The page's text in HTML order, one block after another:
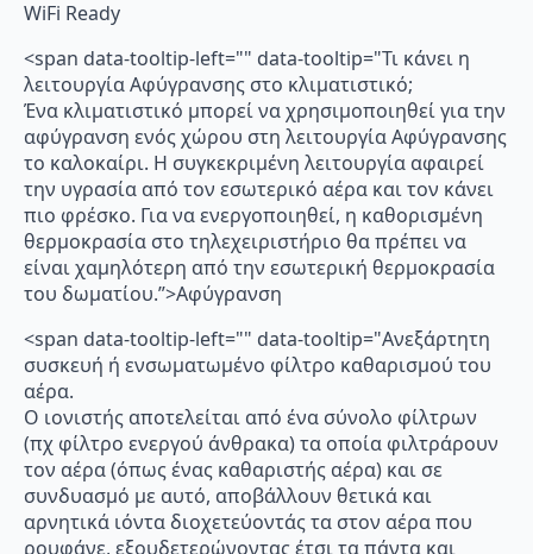
WiFi Ready
<span data-tooltip-left="" data-tooltip="Τι κάνει η
λειτουργία Αφύγρανσης στο κλιματιστικό;
Ένα κλιματιστικό μπορεί να χρησιμοποιηθεί για την
αφύγρανση ενός χώρου στη λειτουργία Αφύγρανσης
το καλοκαίρι. Η συγκεκριμένη λειτουργία αφαιρεί
την υγρασία από τον εσωτερικό αέρα και τον κάνει
πιο φρέσκο. Για να ενεργοποιηθεί, η καθορισμένη
θερμοκρασία στο τηλεχειριστήριο θα πρέπει να
είναι χαμηλότερη από την εσωτερική θερμοκρασία
του δωματίου.”>Αφύγρανση
<span data-tooltip-left="" data-tooltip="Ανεξάρτητη
συσκευή ή ενσωματωμένο φίλτρο καθαρισμού του
αέρα.
Ο ιονιστής αποτελείται από ένα σύνολο φίλτρων
(πχ φίλτρο ενεργού άνθρακα) τα οποία φιλτράρουν
τον αέρα (όπως ένας καθαριστής αέρα) και σε
συνδυασμό με αυτό, αποβάλλουν θετικά και
αρνητικά ιόντα διοχετεύοντάς τα στον αέρα που
ρουφάνε, εξουδετερώνοντας έτσι τα πάντα και